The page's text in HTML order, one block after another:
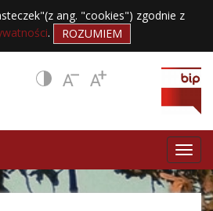
ang. "cookies") zgodnie z
. ROZUMIEM